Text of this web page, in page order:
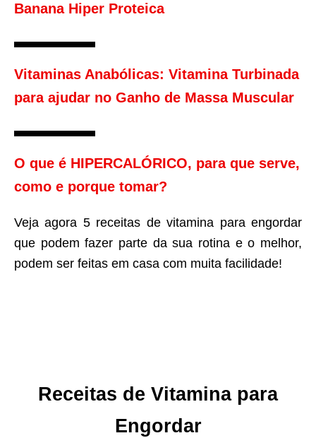
Banana Hiper Proteica
Vitaminas Anabólicas: Vitamina Turbinada
para ajudar no Ganho de Massa Muscular
O que é HIPERCALÓRICO, para que serve,
como e porque tomar?
Veja agora 5 receitas de vitamina para engordar
que podem fazer parte da sua rotina e o melhor,
podem ser feitas em casa com muita facilidade!
Receitas de Vitamina para
Engordar